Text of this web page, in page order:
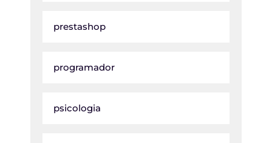
prestashop
programador
psicologia